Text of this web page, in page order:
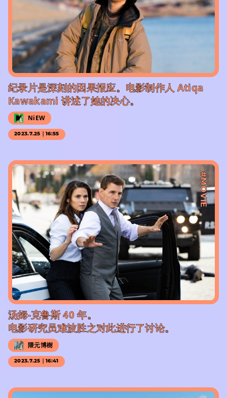
纪录片是深刻的因果报应。电影制作人 Atiqa
Kawakami 讲述了她的决心。
NiEW
2023.7.25｜16:55
#MOVIE
汤姆-克鲁斯 40 年。
电影研究员难波胜之对此进行了讨论。
隈元博樹
2023.7.25｜16:41